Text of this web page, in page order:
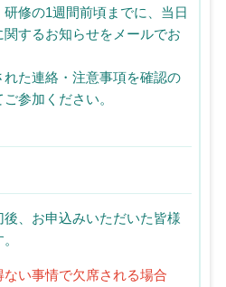
研修の1週間前頃までに、当日
するお知らせをメールでお
れた連絡・注意事項を確認の
参加ください。
、お申込みいただいた皆様
い事情で欠席される場合